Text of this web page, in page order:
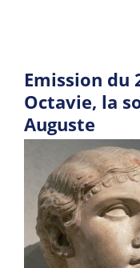
Emission du
Octavie, la
Auguste